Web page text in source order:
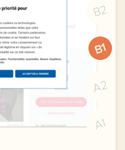
B2
B1
A2
A1